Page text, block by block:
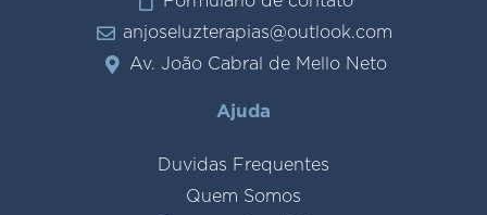
anjoseluzterapias@outlook.com
Av. João Cabral de Mello Neto
Ajuda
Duvidas Frequentes
Quem Somos